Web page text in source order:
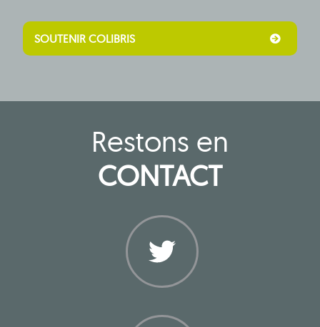
SOUTENIR COLIBRIS
Restons en
CONTACT